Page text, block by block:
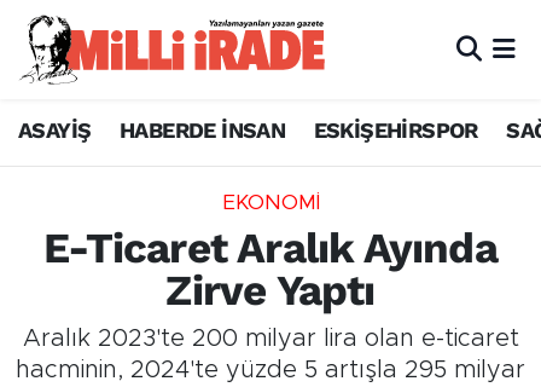
ASAYİŞ HABERDE İNSAN ESKİŞEHİRSPOR
EKONOMİ
E-Ticaret Aralık Ayında
Zirve Yaptı
Aralık 2023'te 200 milyar lira olan e-ticaret
hacminin, 2024'te yüzde 5 artışla 295 milyar